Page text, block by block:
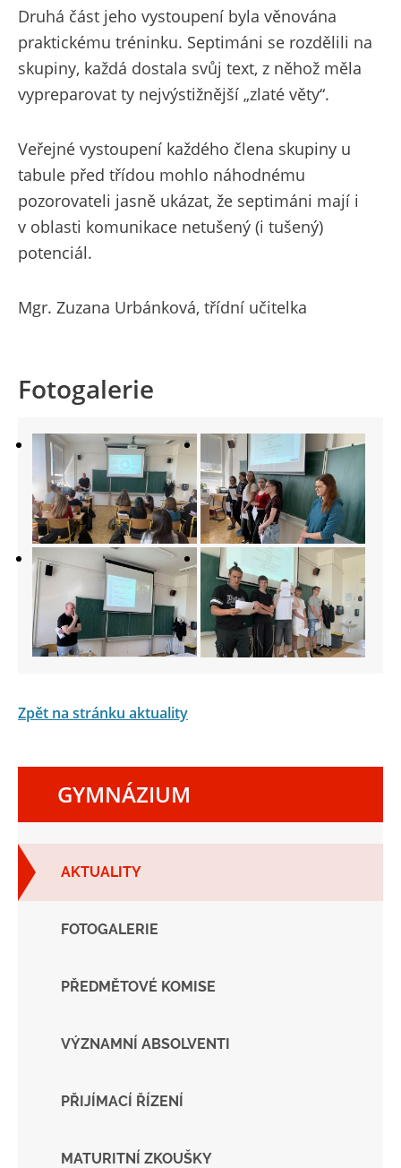
Druhá část jeho vystoupení byla věnována
praktickému tréninku. Septimáni se rozdělili na
skupiny, každá dostala svůj text, z něhož měla
vypreparovat ty nejvýstižnější „zlaté věty“.
Veřejné vystoupení každého člena skupiny u
tabule před třídou mohlo náhodnému
pozorovateli jasně ukázat, že septimáni mají i
v oblasti komunikace netušený (i tušený)
potenciál.
Mgr. Zuzana Urbánková, třídní učitelka
Fotogalerie
Zpět na stránku aktuality
GYMNÁZIUM
AKTUALITY
FOTOGALERIE
PŘEDMĚTOVÉ KOMISE
VÝZNAMNÍ ABSOLVENTI
PŘIJÍMACÍ ŘÍZENÍ
MATURITNÍ ZKOUŠKY